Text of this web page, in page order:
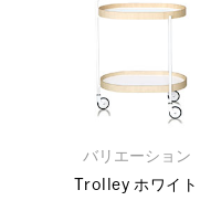
バリエーション
Trolley ホワイト